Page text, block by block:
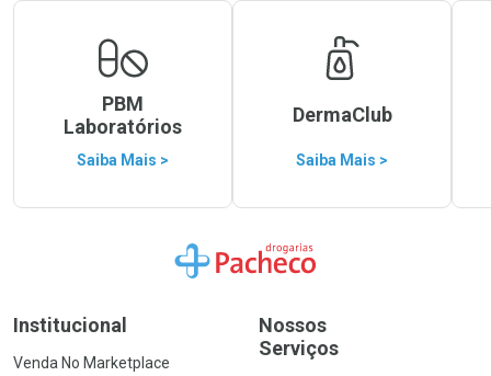
PBM
Laboratórios
Saiba Mais >
DermaClub
Saiba Mais >
Ir para a Home
Institucional
Venda No Marketplace
Nossos
Serviços